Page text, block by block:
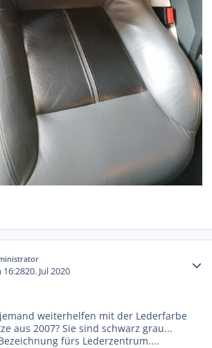
16:2820. Jul 2020
weiterhelfen mit der Lederfarbe
aus 2007? Sie sind schwarz grau...
fürs Lederzentrum....